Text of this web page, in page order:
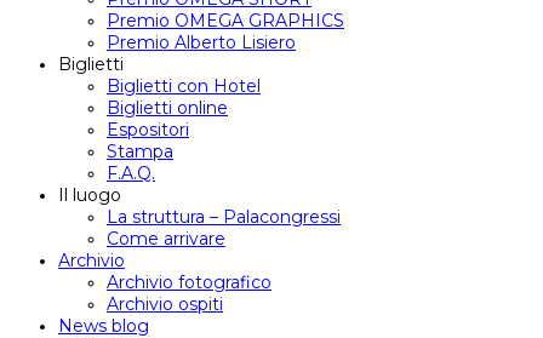
Premio OMEGA GRAPHICS
Premio Alberto Lisiero
Biglietti
Biglietti con Hotel
Biglietti online
Espositori
Stampa
F.A.Q.
Il luogo
La struttura – Palacongressi
Come arrivare
Archivio
Archivio fotografico
Archivio ospiti
News blog